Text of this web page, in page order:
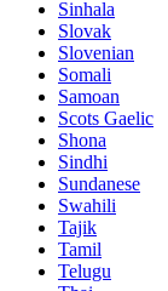
Sinhala
Slovak
Slovenian
Somali
Samoan
Scots Gaelic
Shona
Sindhi
Sundanese
Swahili
Tajik
Tamil
Telugu